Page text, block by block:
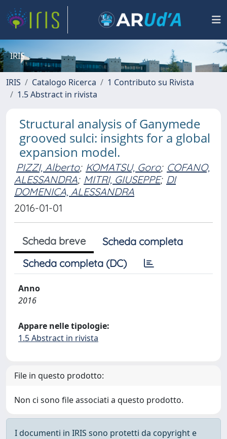
IRIS
IRIS Catalogo Ricerca
1 Contributo su Rivista
1.5 Abstract in rivista
Structural analysis of Ganymede
grooved sulci: insights for a global
expansion model.
PIZZI, Alberto; KOMATSU, Goro; COFANO,
ALESSANDRA; MITRI, GIUSEPPE; DI
DOMENICA, ALESSANDRA
2016-01-01
Scheda breve
Scheda completa
Scheda completa (DC)
Anno
2016
Appare nelle tipologie:
1.5 Abstract in rivista
File in questo prodotto:
Non ci sono file associati a questo prodotto.
I documenti in IRIS sono protetti da copyright e